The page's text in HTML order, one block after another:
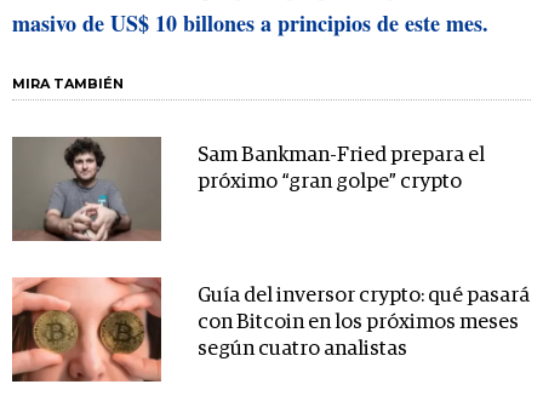
masivo de US$ 10 billones a principios de este mes.
MIRA TAMBIÉN
Sam Bankman-Fried prepara el
próximo “gran golpe” crypto
Guía del inversor crypto: qué pasará
con Bitcoin en los próximos meses
según cuatro analistas